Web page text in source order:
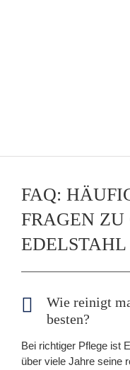
FAQ:
FRAGEN
EDELSTAHL
Wie reinigt
besten?
Bei richtiger Pflege ist
über viele Jahre seine